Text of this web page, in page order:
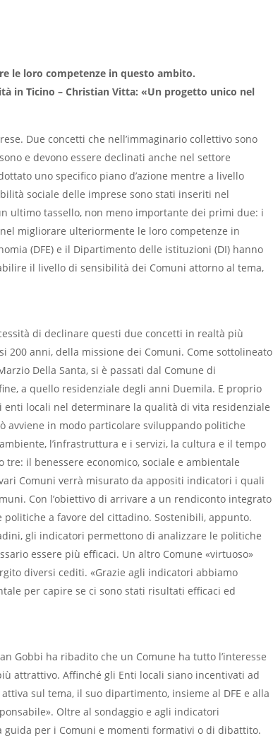
le loro competenze in questo ambito.
in Ticino – Christian Vitta: «Un progetto unico nel
Due concetti che nell’immaginario collettivo sono
e devono essere declinati anche nel settore
uno specifico piano d’azione mentre a livello
sociale delle imprese sono stati inseriti nel
ultimo tassello, non meno importante dei primi due: i
migliorare ulteriormente le loro competenze in
(DFE) e il Dipartimento delle istituzioni (DI) hanno
il livello di sensibilità dei Comuni attorno al tema,
di declinare questi due concetti in realtà più
200 anni, della missione dei Comuni. Come sottolineato
Della Santa, si è passati dal Comune di
a quello residenziale degli anni Duemila. E proprio
enti locali nel determinare la qualità di vita residenziale
avviene in modo particolare sviluppando politiche
l’infrastruttura e i servizi, la cultura e il tempo
il benessere economico, sociale e ambientale
Comuni verrà misurato da appositi indicatori i quali
Con l’obiettivo di arrivare a un rendiconto integrato
a favore del cittadino. Sostenibili, appunto.
gli indicatori permettono di analizzare le politiche
essere più efficaci. Un altro Comune «virtuoso»
diversi cediti. «Grazie agli indicatori abbiamo
per capire se ci sono stati risultati efficaci ed
Gobbi ha ribadito che un Comune ha tutto l’interesse
attrattivo. Affinché gli Enti locali siano incentivati ad
sul tema, il suo dipartimento, insieme al DFE e alla
Oltre al sondaggio e agli indicatori
per i Comuni e momenti formativi o di dibattito.